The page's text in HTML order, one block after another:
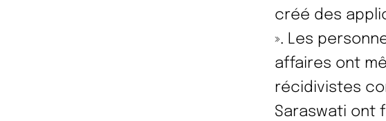
créé des
». Les
affaires ont
récidivistes
Saraswati ont